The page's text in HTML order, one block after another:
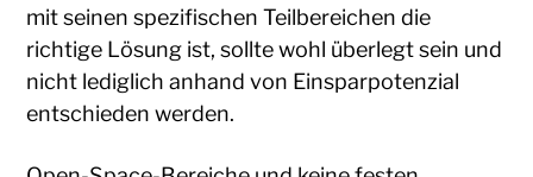
mit seinen spezifischen Teilbereichen die
richtige Lösung ist, sollte wohl überlegt sein und
nicht lediglich anhand von Einsparpotenzial
entschieden werden.